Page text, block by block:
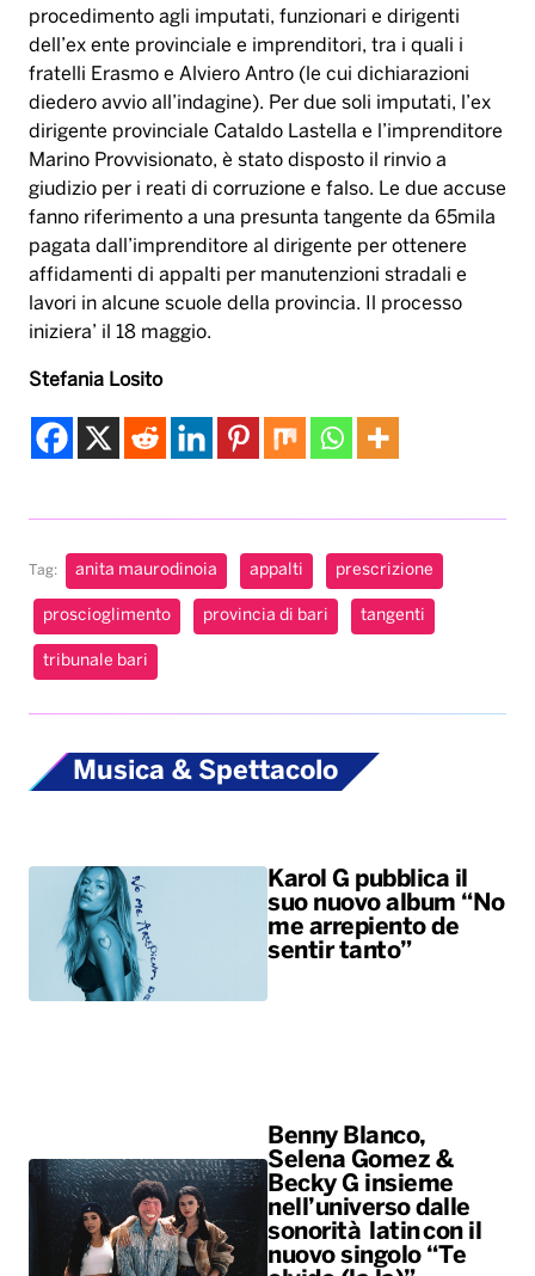
procedimento agli imputati, funzionari e dirigenti
dell’ex ente provinciale e imprenditori, tra i quali i
fratelli Erasmo e Alviero Antro (le cui dichiarazioni
diedero avvio all’indagine). Per due soli imputati, l’ex
dirigente provinciale Cataldo Lastella e l’imprenditore
Marino Provvisionato, è stato disposto il rinvio a
giudizio per i reati di corruzione e falso. Le due accuse
fanno riferimento a una presunta tangente da 65mila
pagata dall’imprenditore al dirigente per ottenere
affidamenti di appalti per manutenzioni stradali e
lavori in alcune scuole della provincia. Il processo
iniziera’ il 18 maggio.
Stefania Losito
Tag: anita maurodinoia appalti prescrizione
proscioglimento provincia di bari tangenti
tribunale bari
Musica & Spettacolo
Karol G pubblica il
suo nuovo album “No
me arrepiento de
sentir tanto”
Benny Blanco,
Selena Gomez &
Becky G insieme
nell’universo dalle
sonorità latin con il
nuovo singolo “Te